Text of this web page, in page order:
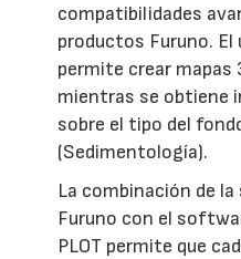
compatibilidades
productos Furuno.
permite crear mapas
mientras se obtiene
sobre el tipo del
(Sedimentología).
La combinación de
Furuno con el
PLOT permite que